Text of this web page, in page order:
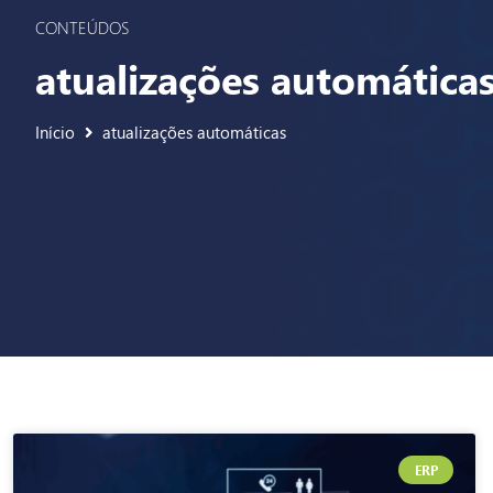
CONTEÚDOS
atualizações
Início atualizações automáticas
ERP